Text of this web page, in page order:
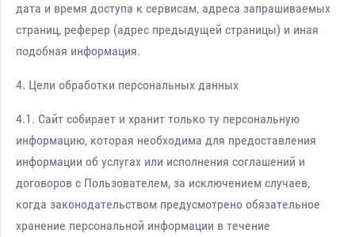
дата и время доступа к сервисам, адреса запрашиваемых
страниц, реферер (адрес предыдущей страницы) и иная
подобная информация.
4. Цели обработки персональных данных
4.1. Сайт собирает и хранит только ту персональную
информацию, которая необходима для предоставления
информации об услугах или исполнения соглашений и
договоров с Пользователем, за исключением случаев,
когда законодательством предусмотрено обязательное
хранение персональной информации в течение